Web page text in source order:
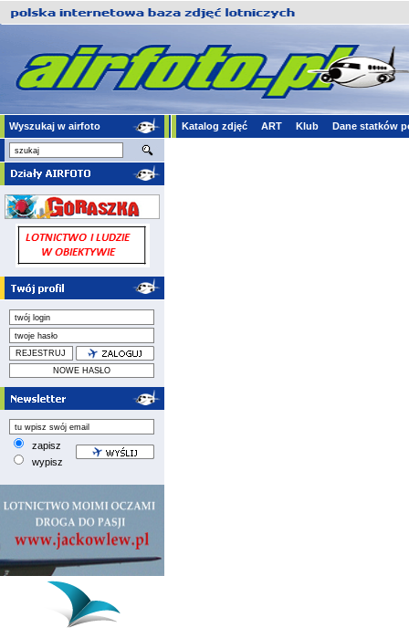
Wyszukaj w airfoto Katalog zdjęć ART Klub Dane statków
zapisz
wypisz